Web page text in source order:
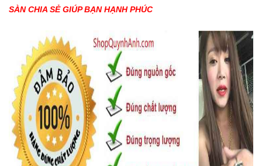
SÀN CHIA SẺ GIÚP BẠN HẠNH PHÚC